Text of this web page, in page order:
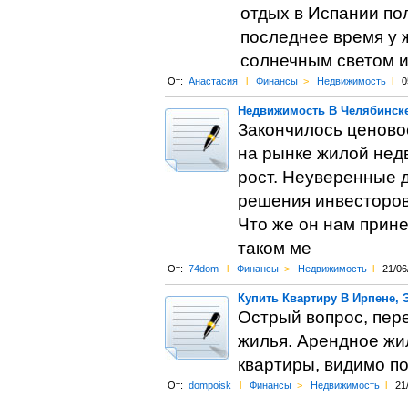
отдых в Испании
последнее время у
солнечным светом
От: Анастасия l Финансы > Недвижимость l
Недвижимость В
Закончилось
на рынке жилой
рост. Неуверенные
решения
Что же он нам
таком ме
От: 74dom l Финансы > Недвижимость l 21/
Купить Квартиру В Ирпене,
Острый вопрос,
жилья. Арендное
квартиры, видимо
От: dompoisk l Финансы > Недвижимость l